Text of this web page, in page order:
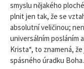
smyslu nějakého
plnit jen tak, že se
absolutní veličinou;
universálním posláním
Krista“, to znamená,
spásného úradku Boha.